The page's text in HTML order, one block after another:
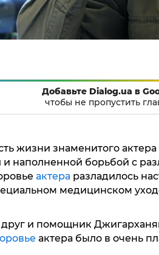
Добавьте Dialog.ua в
чтобы не пропустить
жизни знаменитого актера
и наполненной борьбой с
актераразладилось
медицинском
друг и помощник
актера было в очень